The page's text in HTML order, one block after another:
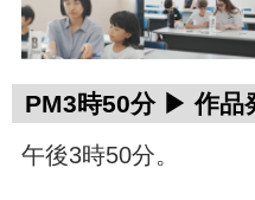
PM3時50分 ▶ 作品
午後3時50分。